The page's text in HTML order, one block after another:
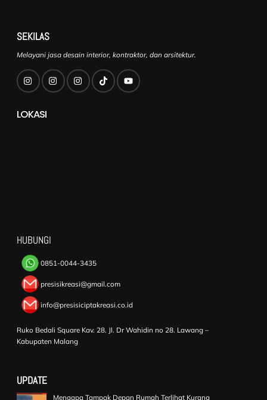
SEKILAS
Melayani jasa desain interior, kontraktor, dan arsitektur.
LOKASI
HUBUNGI
0851-0044-3435
presisikreasi@gmail.com
info@presisiciptakreasi.co.id
Ruko Bedali Square Kav. 28. Jl. Dr Wahidin no 28. Lawang –
Kabupaten Malang
UPDATE
Mengapa Tampak Depan Rumah Terlihat Kurang